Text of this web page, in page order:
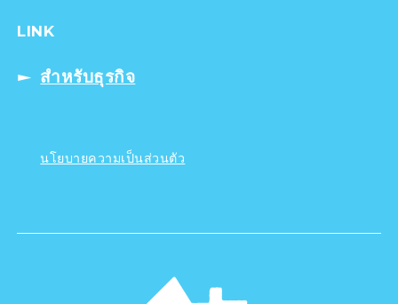
LINK
สำหรับธุรกิจ
นโยบายความเป็นส่วนตัว